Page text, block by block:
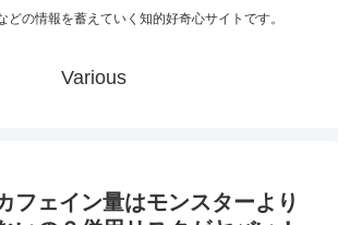
どの情報を蓄えていく知的好奇心サイトです。
Various
フェイン量はモンスターより